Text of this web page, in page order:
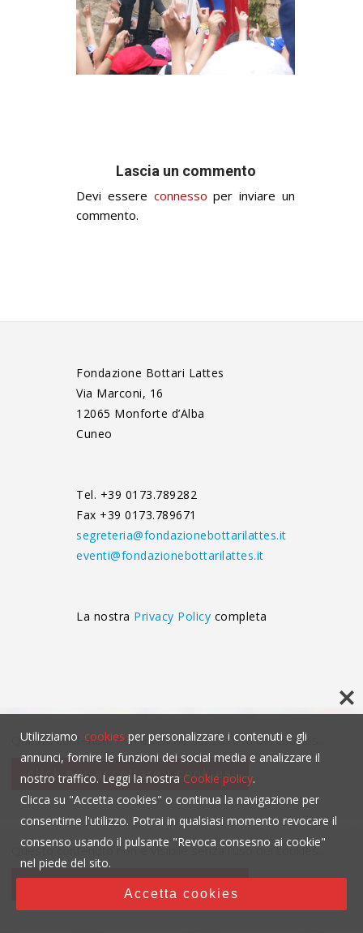
Lascia un commento
Devi essere connesso per inviare un
commento.
Fondazione Bottari Lattes
Via Marconi, 16
12065 Monforte d’Alba
Cuneo
Tel. +39 0173.789282
Fax +39 0173.789671
segreteria@fondazionebottarilattes.it
eventi@fondazionebottarilattes.it
La nostra Privacy Policy completa
Questo contenuto non è visibile senza l'uso dei cookies.
click per accettare i cookies
Questo contenuto non è visibile senza l'uso dei cookies.
Utilizziamo cookies per personalizzare i contenuti e gli
annunci, fornire le funzioni dei social media e analizzare il
nostro traffico. Leggi la nostra Cookie policy.
Clicca su "Accetta cookies" o continua la navigazione per
consentirne l'utilizzo. Potrai in qualsiasi momento revocare il
consenso usando il pulsante "Revoca consesno ai cookie"
nel piede del sito.
Accetta cookies